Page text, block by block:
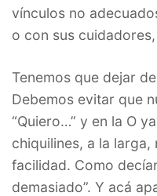
vínculos no
o con sus
Tenemos que dejar
Debemos evitar que
“Quiero…” y en la O
chiquilines, a la
facilidad. Como
demasiado”. Y acá